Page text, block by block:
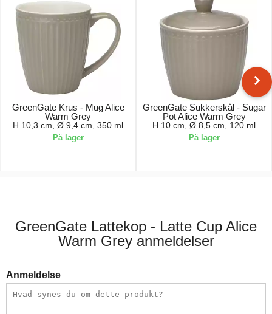
GreenGate Krus - Mug Alice
Warm Grey
H 10,3 cm, Ø 9,4 cm, 350 ml
På lager
GreenGate Sukkerskål - Sugar
Pot Alice Warm Grey
H 10 cm, Ø 8,5 cm, 120 ml
På lager
GreenGate Lattekop - Latte Cup Alice
Warm Grey anmeldelser
Anmeldelse